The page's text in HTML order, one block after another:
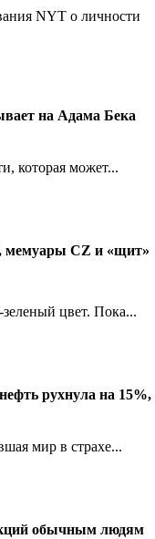
NYT о личности
на Адама Бека
которая может...
мемуары CZ и «щит»
цвет. Пока...
рухнула на 15%,
мир в страхе...
обычным людям